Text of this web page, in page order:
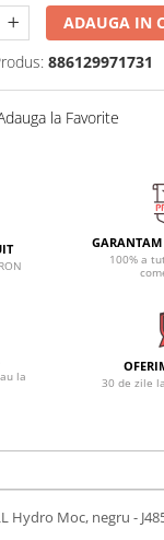
ADAUGA IN
886129971731
la Favorite
100% a
la
30 de zile
Hydro Moc, negru -